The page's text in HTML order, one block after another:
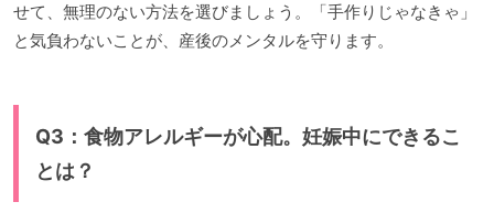
せて、無理のない方法を選びましょう。「手作りじゃなきゃ」
と気負わないことが、産後のメンタルを守ります。
Q3：食物アレルギーが心配。妊娠中にできるこ
とは？